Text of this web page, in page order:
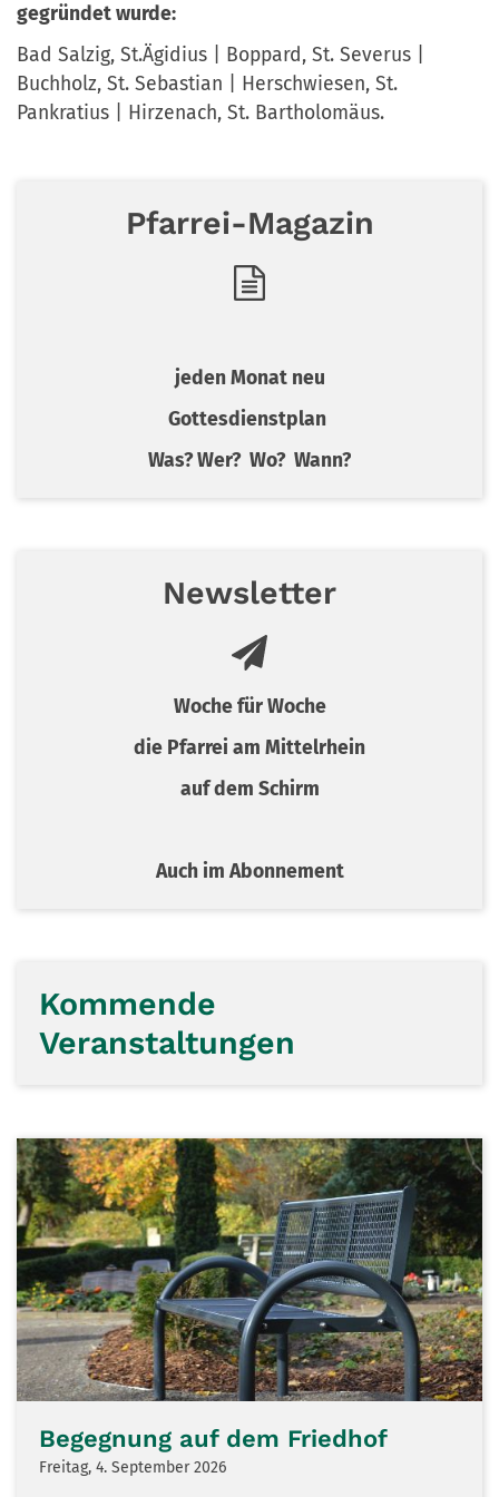
gegründet wurde:
Bad Salzig, St.Ägidius | Boppard, St. Severus |
Buchholz, St. Sebastian | Herschwiesen, St.
Pankratius | Hirzenach, St. Bartholomäus.
Pfarrei-Magazin
jeden Monat neu
Gottesdienstplan
Was? Wer? Wo? Wann?
Newsletter
Woche für Woche
die Pfarrei am Mittelrhein
auf dem Schirm
Auch im Abonnement
Kommende
Veranstaltungen
Begegnung auf dem Friedhof
Freitag, 4. September 2026